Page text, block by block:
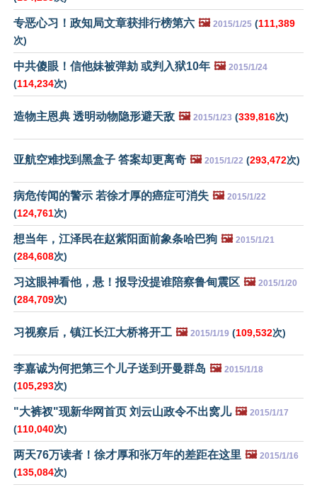
专恶心习！政知局文章获排行榜第六 🖼️ 2015/1/25 (111,389
次)
中共傻眼！信他妹被弹劾 或判入狱10年 🖼️ 2015/1/24
(114,234次)
造物主恩典 透明动物隐形避天敌 🖼️ 2015/1/23 (339,816次)
亚航空难找到黑盒子 答案却更离奇 🖼️ 2015/1/22 (293,472次)
病危传闻的警示 若徐才厚的癌症可消失 🖼️ 2015/1/22
(124,761次)
想当年，江泽民在赵紫阳面前象条哈巴狗 🖼️ 2015/1/21
(284,608次)
习这眼神看他，悬！报导没提谁陪察鲁甸震区 🖼️ 2015/1/20
(284,709次)
习视察后，镇江长江大桥将开工 🖼️ 2015/1/19 (109,532次)
李嘉诚为何把第三个儿子送到开曼群岛 🖼️ 2015/1/18
(105,293次)
"大裤衩"现新华网首页 刘云山政令不出窝儿 🖼️ 2015/1/17
(110,040次)
两天76万读者！徐才厚和张万年的差距在这里 🖼️ 2015/1/16
(135,084次)